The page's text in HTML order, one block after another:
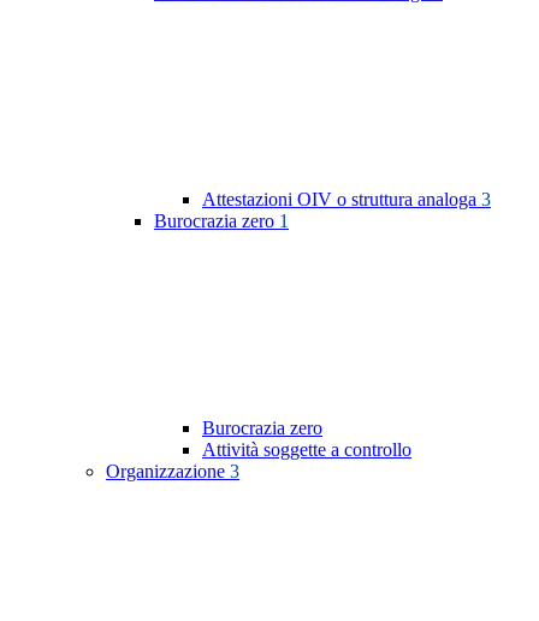
Attestazioni OIV o struttura analoga 3
Burocrazia zero 1
Burocrazia zero
Attività soggette a controllo
Organizzazione 3